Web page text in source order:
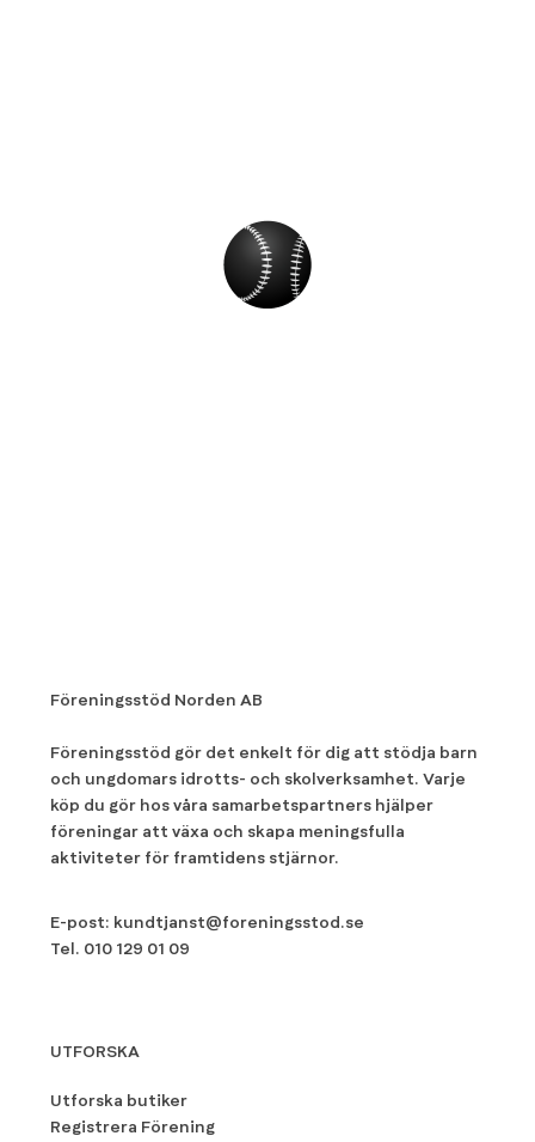
Föreningsstöd Norden AB
Föreningsstöd gör det enkelt för dig att stödja barn
och ungdomars idrotts- och skolverksamhet. Varje
köp du gör hos våra samarbetspartners hjälper
föreningar att växa och skapa meningsfulla
aktiviteter för framtidens stjärnor.
E-post: kundtjanst@foreningsstod.se
Tel. 010 129 01 09
UTFORSKA
Utforska butiker
Registrera Förening